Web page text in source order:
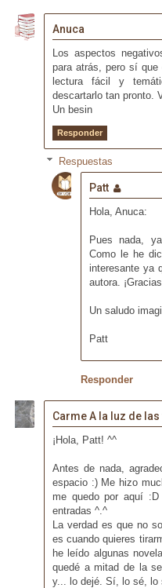
Anuca
Los aspectos
para atrás, pero sí
lectura fácil y
descartarlo tan pronto.
Un besin
Responder
Respuestas
Patt
Hola, Anuca:
Pues nada,
Como le he
interesante ya
autora.
Un saludo
Patt
Responder
Carme A la luz de las
¡Hola, Patt! ^^
Antes de nada,
espacio :) Me hizo
me quedo por aquí
entradas ^.^
La verdad es que no
es cuando quieres
he leído algunas
quedé a mitad de la
y... lo dejé. Sí, lo sé, lo